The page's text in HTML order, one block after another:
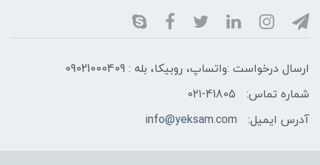
ارسال درخواست :واتساپ، روبیکا، بله : 09021000409
شماره تماس:
۰۲۱-41805
آدرس ایمیل:
info@yeksam.com